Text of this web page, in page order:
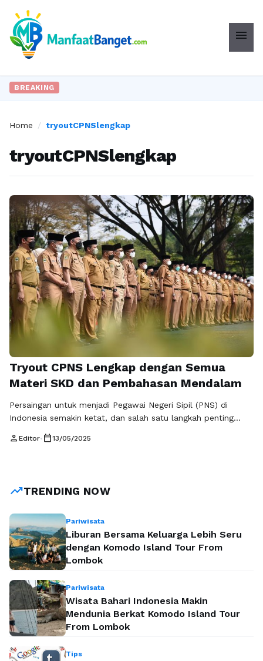
menu
BREAKING
Home / tryoutCPNSlengkap
tryoutCPNSlengkap
Tryout CPNS Lengkap dengan Semua
Materi SKD dan Pembahasan Mendalam
Persaingan untuk menjadi Pegawai Negeri Sipil (PNS) di
Indonesia semakin ketat, dan salah satu langkah penting
mengikuti tryout CPNS lengkap. Kegiatan ini sangat berguna
Baca Selengkapnya
person Editor• calendar_today13/05/2025
trending_upTRENDING NOW
Pariwisata
Liburan Bersama Keluarga Lebih Seru
dengan Komodo Island Tour From
Lombok
Pariwisata
Wisata Bahari Indonesia Makin
Mendunia Berkat Komodo Island Tour
From Lombok
Tips